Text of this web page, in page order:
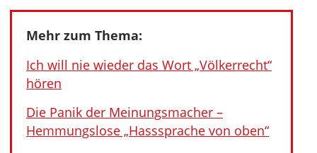
Mehr zum Thema:
Ich will nie wieder das Wort „Völkerrecht“
hören
Die Panik der Meinungsmacher –
Hemmungslose „Hasssprache von oben“